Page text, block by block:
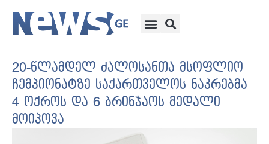
20-წლამდელ ძალოსანთა მსოფლიო
ჩემპიონატზე საქართველოს ნაკრებმა
4 ოქროს და 6 ბრინჯაოს მედალი
მოიპოვა